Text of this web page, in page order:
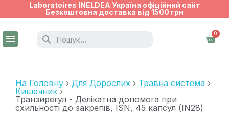
Laboratoires INELDEA Україна офіційний сайт
Безкоштовна доставка від 1500 грн
На Головну Для Дорослих
Травна система
Кишечник
Транзирегул - Делікатна допомога при
схильності до закрепів, ISN, 45 капсул (IN28)